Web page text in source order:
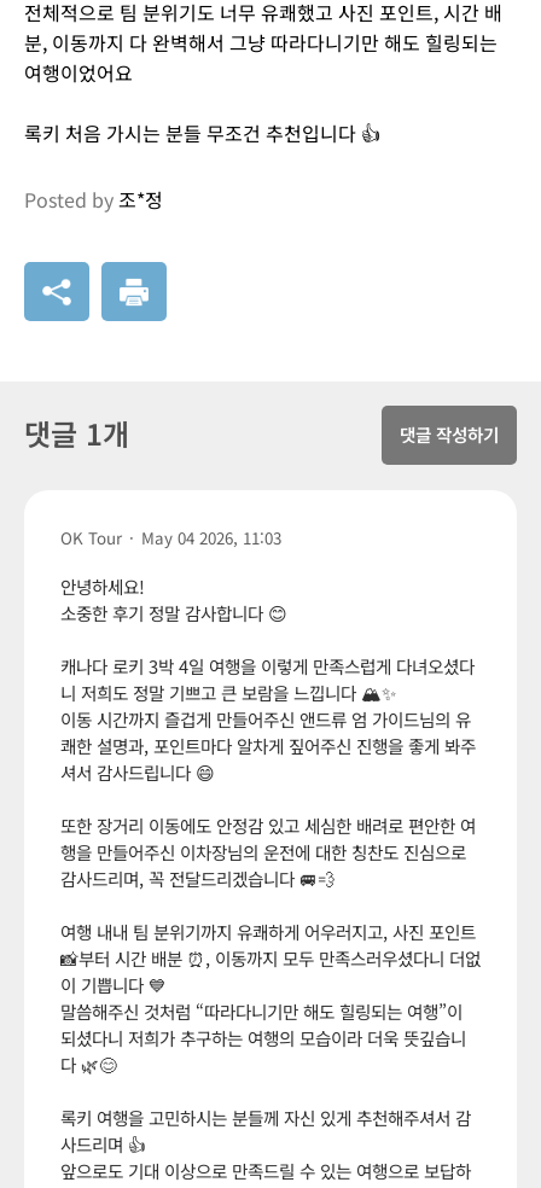
전체적으로 팀 분위기도 너무 유쾌했고 사진 포인트, 시간 배
분, 이동까지 다 완벽해서 그냥 따라다니기만 해도 힐링되는
여행이었어요
록키 처음 가시는 분들 무조건 추천입니다 👍
Posted by조*정
댓글 1개 댓글 작성하기
OK Tour · May 04 2026, 11:03
안녕하세요!
소중한 후기 정말 감사합니다 😊
캐나다 로키 3박 4일 여행을 이렇게 만족스럽게 다녀오셨다
니 저희도 정말 기쁘고 큰 보람을 느낍니다 🏔️✨
이동 시간까지 즐겁게 만들어주신 앤드류 엄 가이드님의 유
쾌한 설명과, 포인트마다 알차게 짚어주신 진행을 좋게 봐주
셔서 감사드립니다 😄
또한 장거리 이동에도 안정감 있고 세심한 배려로 편안한 여
행을 만들어주신 이차장님의 운전에 대한 칭찬도 진심으로
감사드리며, 꼭 전달드리겠습니다 🚐💨
여행 내내 팀 분위기까지 유쾌하게 어우러지고, 사진 포인트
📸부터 시간 배분 ⏰, 이동까지 모두 만족스러우셨다니 더없
이 기쁩니다 💙
말씀해주신 것처럼 “따라다니기만 해도 힐링되는 여행”이
되셨다니 저희가 추구하는 여행의 모습이라 더욱 뜻깊습니
다 🌿😊
록키 여행을 고민하시는 분들께 자신 있게 추천해주셔서 감
사드리며 👍
앞으로도 기대 이상으로 만족드릴 수 있는 여행으로 보답하